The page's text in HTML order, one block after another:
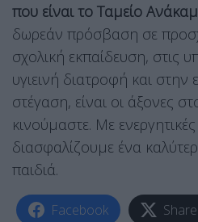
που είναι το Ταμείο
δωρεάν πρόσβαση σε
σχολική εκπαίδευση, στις
υγιεινή διατροφή και στην
στέγαση, είναι οι άξονες
κινούμαστε. Με ενεργητικές
διασφαλίζουμε ένα
παιδιά.
Facebook